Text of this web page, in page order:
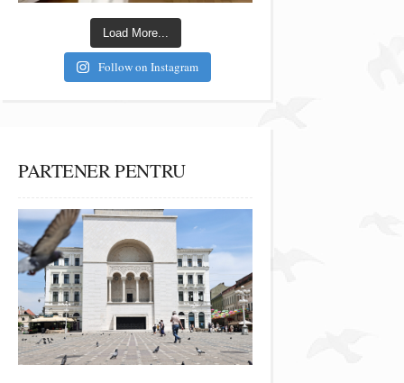
Load More...
Follow on Instagram
PARTENER PENTRU